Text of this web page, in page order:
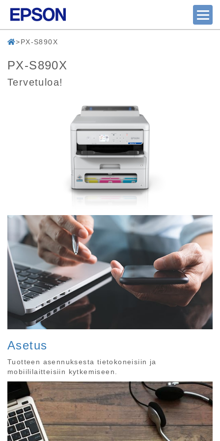
PX-S890X
PX-S890X
Tervetuloa!
Asetus
Tuotteen asennuksesta tietokoneisiin ja
mobiililaitteisiin kytkemiseen.